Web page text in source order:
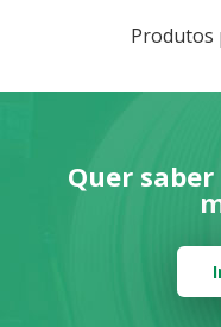
Produtos
Quer